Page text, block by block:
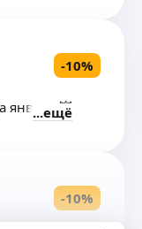
-10%
января 💥
ещё
-10%